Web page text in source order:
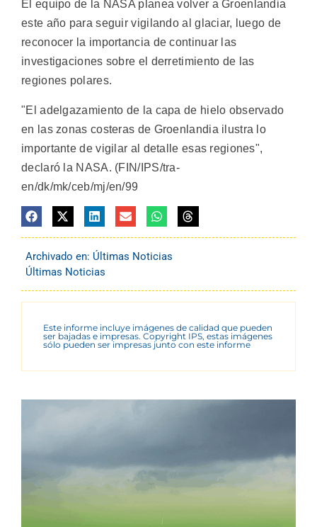
El equipo de la NASA planea volver a Groenlandia
este año para seguir vigilando al glaciar, luego de
reconocer la importancia de continuar las
investigaciones sobre el derretimiento de las
regiones polares.
"El adelgazamiento de la capa de hielo observado
en las zonas costeras de Groenlandia ilustra lo
importante de vigilar al detalle esas regiones",
declaró la NASA. (FIN/IPS/tra-
en/dk/mk/ceb/mj/en/99
Archivado en: Últimas Noticias
Últimas Noticias
Este informe incluye imágenes de calidad que pueden
ser bajadas e impresas. Copyright IPS, estas imágenes
sólo pueden ser impresas junto con este informe